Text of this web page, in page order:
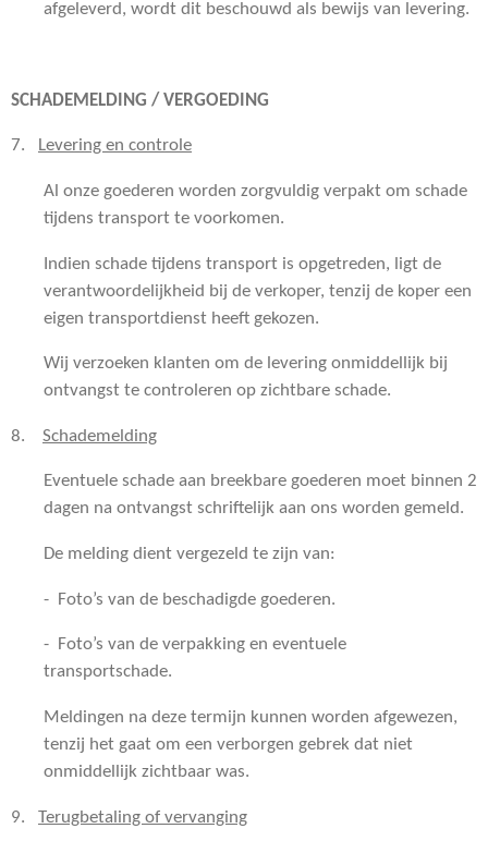
afgeleverd, wordt dit beschouwd als bewijs van levering.
SCHADEMELDING / VERGOEDING
7. Levering en controle
Al onze goederen worden zorgvuldig verpakt om schade
tijdens transport te voorkomen.
Indien schade tijdens transport is opgetreden, ligt de
verantwoordelijkheid bij de verkoper, tenzij de koper een
eigen transportdienst heeft gekozen.
Wij verzoeken klanten om de levering onmiddellijk bij
ontvangst te controleren op zichtbare schade.
8. Schademelding
Eventuele schade aan breekbare goederen moet binnen 2
dagen na ontvangst schriftelijk aan ons worden gemeld.
De melding dient vergezeld te zijn van:
- Foto’s van de beschadigde goederen.
- Foto’s van de verpakking en eventuele
transportschade.
Meldingen na deze termijn kunnen worden afgewezen,
tenzij het gaat om een verborgen gebrek dat niet
onmiddellijk zichtbaar was.
9. Terugbetaling of vervanging